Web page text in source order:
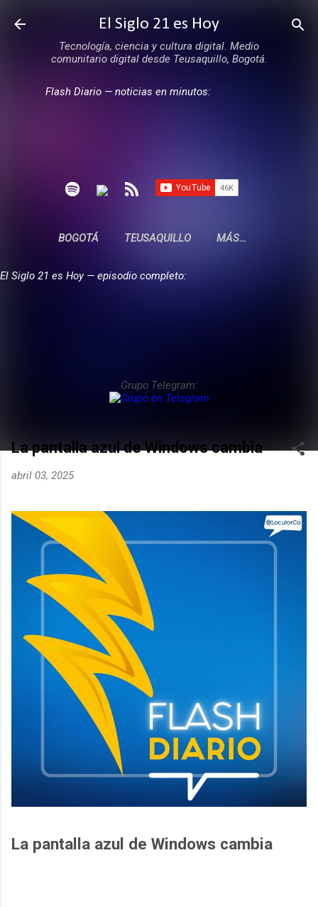
Ir al contenido principal
El Siglo 21 es Hoy
Tecnología, ciencia y cultura digital. Medio
comunitario digital desde Teusaquillo, Bogotá.
Flash Diario — noticias en minutos:
BOGOTÁ TEUSAQUILLO MÁS…
El Siglo 21 es Hoy — episodio completo:
Grupo Telegram:
La pantalla azul de Windows cambia
abril 03, 2025
La pantalla azul de Windows cambia